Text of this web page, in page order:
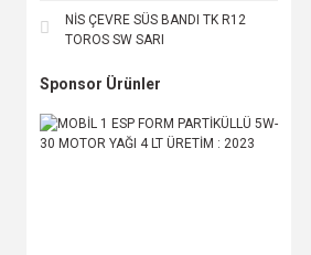
NİS ÇEVRE SÜS BANDI TK R12
TOROS SW SARI
Sponsor Ürünler